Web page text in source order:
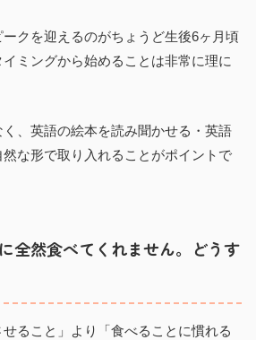
クを迎えるのがちょうど生後6ヶ月頃
ミングから始めることは非常に理に
く、英語の絵本を読み聞かせる・英語
な形で取り入れることがポイントで
全然食べてくれません。どうす
ること」より「食べることに慣れる